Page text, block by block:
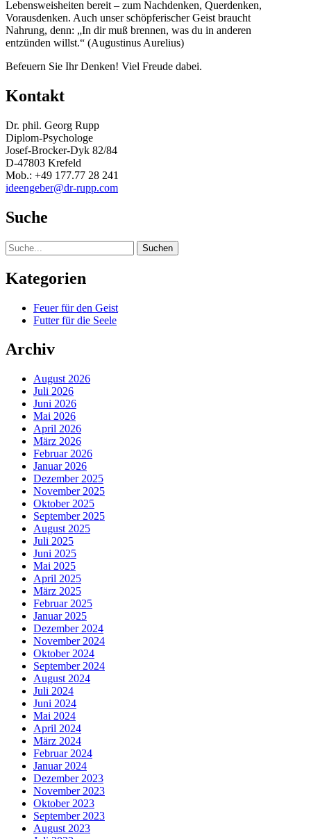
Lebensweisheiten bereit – zum Nachdenken, Querdenken,
Vorausdenken. Auch unser schöpferischer Geist braucht
Nahrung, denn: „In dir muß brennen, was du in anderen
entzünden willst.“ (Augustinus Aurelius)
Befeuern Sie Ihr Denken! Viel Freude dabei.
Kontakt
Dr. phil. Georg Rupp
Diplom-Psychologe
Josef-Brocker-Dyk 82/84
D-47803 Krefeld
Mob.: +49 177.77 28 241
ideengeber@dr-rupp.com
Suche
Suche
Kategorien
Feuer für den Geist
Futter für die Seele
Archiv
August 2026
Juli 2026
Juni 2026
Mai 2026
April 2026
März 2026
Februar 2026
Januar 2026
Dezember 2025
November 2025
Oktober 2025
September 2025
August 2025
Juli 2025
Juni 2025
Mai 2025
April 2025
März 2025
Februar 2025
Januar 2025
Dezember 2024
November 2024
Oktober 2024
September 2024
August 2024
Juli 2024
Juni 2024
Mai 2024
April 2024
März 2024
Februar 2024
Januar 2024
Dezember 2023
November 2023
Oktober 2023
September 2023
August 2023